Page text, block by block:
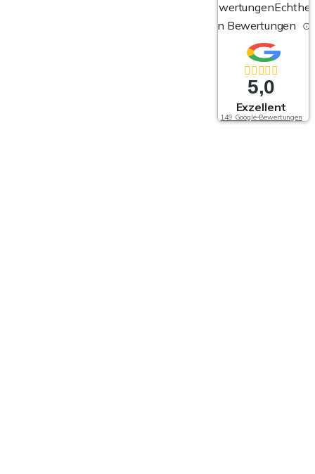
Bewertungen
von Bewertungen
5,0
Exzellent
149 Google-Bewertungen